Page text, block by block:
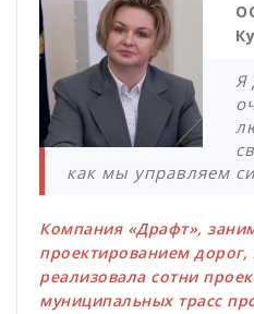
Я
как мы управляем
Компания «Драфт»,
проектированием
реализовала сотни
муниципальных трасс